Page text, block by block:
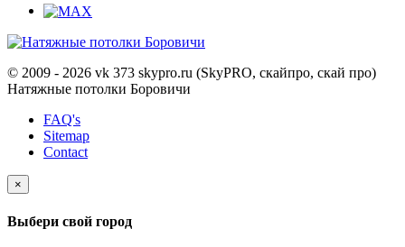
© 2009 - 2026 vk 373 skypro.ru (SkyPRO, скайпро, скай про)
Натяжные потолки Боровичи
FAQ's
Sitemap
Contact
×
Выбери свой город